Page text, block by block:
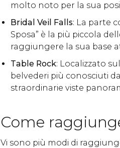
molto noto per la sua
Bridal Veil Falls: La parte
Sposa” è la più piccola
raggiungere la sua base
Table Rock: Localizzato
belvederi più conosciuti
straordinarie viste
Come
Vi sono più modi di